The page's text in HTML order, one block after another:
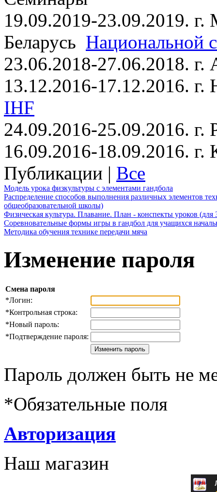
19.09.2019-23.09.2019. г.
Беларусь Национальной
23.06.2018-27.06.2018.
13.12.2016-17.12.2016.
IHF
24.09.2016-25.09.2016. г.
16.09.2016-18.09.2016.
Публикации | Все
Модель урока физкультуры с элементами гандбола
Распределение способов выполнения различных элементов
общеобразовательной школы)
Физическая культура. Плавание. План - конспекты уроков (для
Соревновательные формы игры в гандбол для учащихся
Методика обучения технике передачи мяча
Изменение пароля
Смена пароля
*Логин:
*Контрольная строка:
*Новый пароль:
*Подтверждение пароля:
Пароль должен быть не
*Обязательные поля
Авторизация
Наш магазин